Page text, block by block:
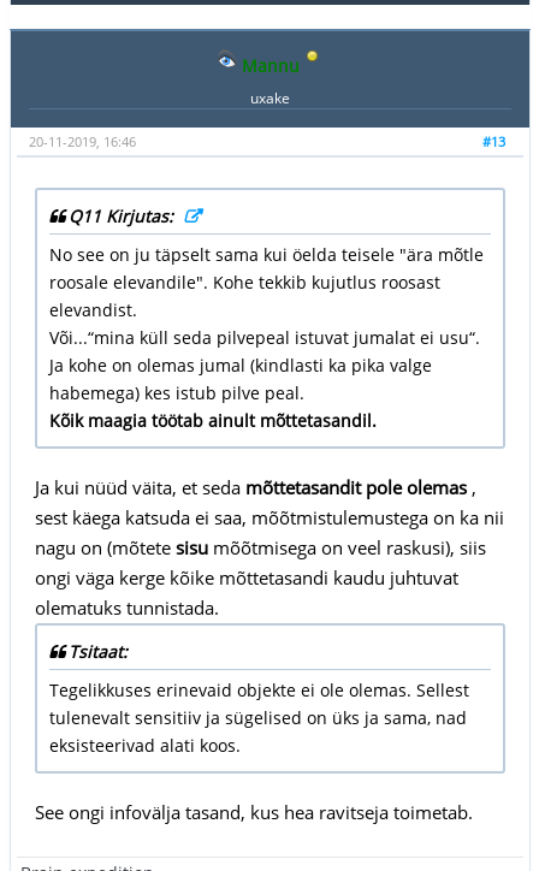
Mannu
uxake
#13
20-11-2019, 16:46
Q11 Kirjutas:
No see on ju täpselt sama kui öelda teisele "ära mõtle
roosale elevandile". Kohe tekkib kujutlus roosast
elevandist.
Või...“mina küll seda pilvepeal istuvat jumalat ei usu“.
Ja kohe on olemas jumal (kindlasti ka pika valge
habemega) kes istub pilve peal.
Kõik maagia töötab ainult mõttetasandil.
Ja kui nüüd väita, et seda mõttetasandit pole olemas ,
sest käega katsuda ei saa, mõõtmistulemustega on ka nii
nagu on (mõtete sisu mõõtmisega on veel raskusi), siis
ongi väga kerge kõike mõttetasandi kaudu juhtuvat
olematuks tunnistada.
Tsitaat:
Tegelikkuses erinevaid objekte ei ole olemas. Sellest
tulenevalt sensitiiv ja sügelised on üks ja sama, nad
eksisteerivad alati koos.
See ongi infovälja tasand, kus hea ravitseja toimetab.